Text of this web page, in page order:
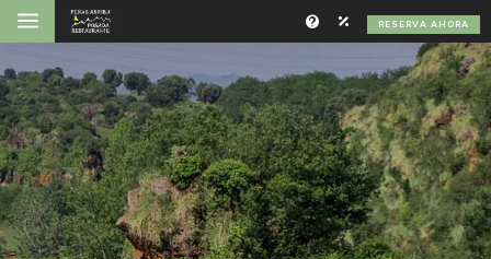
a RESERVA AHORA